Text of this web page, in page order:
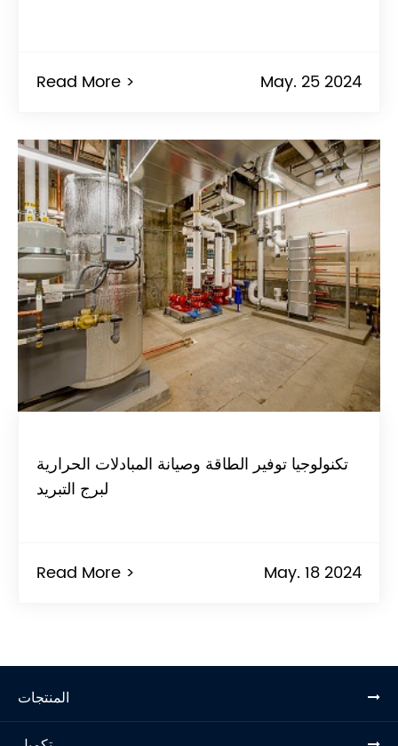
Read More > May. 25 2024
تكنولوجيا توفير الطاقة وصيانة المبادلات الحرارية
لبرج التبريد
Read More > May. 18 2024
المنتجات